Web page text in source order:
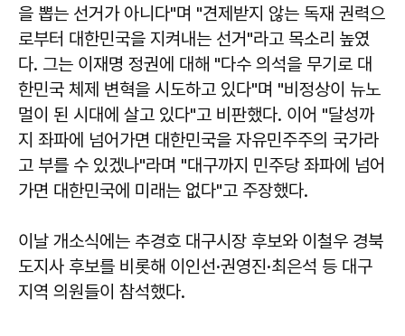
을 뽑는 선거가 아니다"며 "견제받지 않는 독재 권력으
로부터 대한민국을 지켜내는 선거"라고 목소리 높였
다. 그는 이재명 정권에 대해 "다수 의석을 무기로 대
한민국 체제 변혁을 시도하고 있다"며 "비정상이 뉴노
멀이 된 시대에 살고 있다"고 비판했다. 이어 "달성까
지 좌파에 넘어가면 대한민국을 자유민주주의 국가라
고 부를 수 있겠나"라며 "대구까지 민주당 좌파에 넘어
가면 대한민국에 미래는 없다"고 주장했다.
이날 개소식에는 추경호 대구시장 후보와 이철우 경북
도지사 후보를 비롯해 이인선·권영진·최은석 등 대구
지역 의원들이 참석했다.